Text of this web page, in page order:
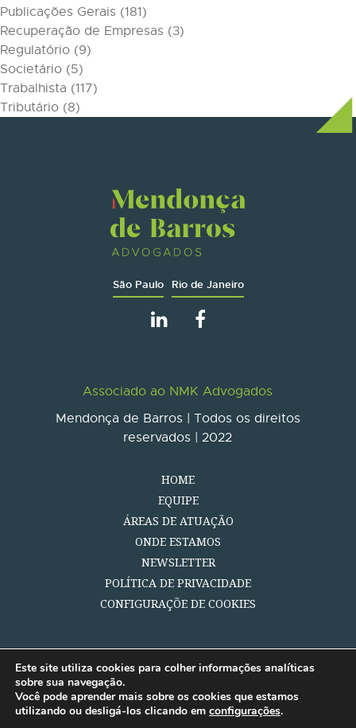
Publicações Gerais (181)
Recuperação de Empresas (3)
Regulatório (9)
Societário (5)
Trabalhista (117)
Tributário (8)
São Paulo Rio de Janeiro
Associado ao NMK Advogados
Mendonça de Barros | Todos os direitos
reservados | 2022
HOME
EQUIPE
ÁREAS DE ATUAÇÃO
ONDE ESTAMOS
NEWSLETTER
POLÍTICA DE PRIVACIDADE
CONFIGURAÇÕE DE COOKIES
Este site utiliza cookies para colher informações analíticas
sobre sua navegação.
Você pode aprender mais sobre os cookies que estamos
utilizando ou desligá-los clicando em configurações.